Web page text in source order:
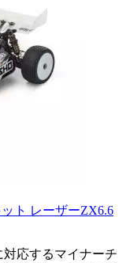
ト レーザーZX6.6
応するマイナーチ